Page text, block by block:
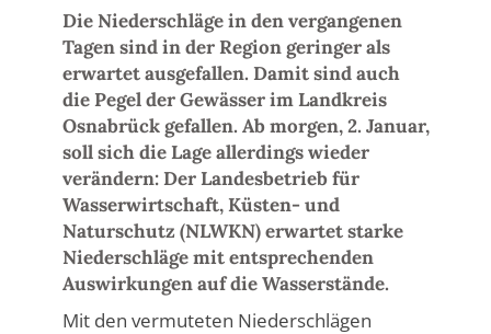
Die Niederschläge in den vergangenen
Tagen sind in der Region geringer als
erwartet ausgefallen. Damit sind auch
die Pegel der Gewässer im Landkreis
Osnabrück gefallen. Ab morgen, 2. Januar,
soll sich die Lage allerdings wieder
verändern: Der Landesbetrieb für
Wasserwirtschaft, Küsten- und
Naturschutz (NLWKN) erwartet starke
Niederschläge mit entsprechenden
Auswirkungen auf die Wasserstände.
Mit den vermuteten Niederschlägen